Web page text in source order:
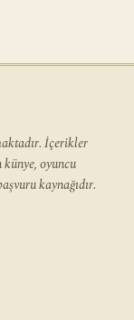
İçerikler
oyuncu
kaynağıdır.